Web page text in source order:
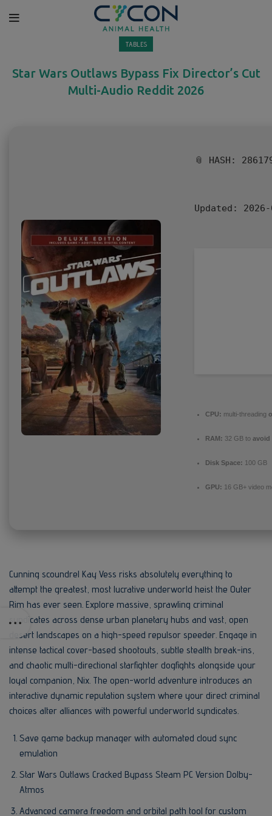
TABLES
Star Wars Outlaws Bypass Fix Director’s Cut
Multi-Audio Reddit 2026
📎 HASH:
Updated:
CPU: multi-threading
RAM: 32 GB to avoid
Disk Space: 100 GB
GPU: 16 GB+ video
Cunning scoundrel Kay Vess risks absolutely everything to
attempt the greatest, most lucrative underworld heist the Outer
Rim has ever seen. Explore massive, sprawling criminal
syndicates across dense urban planetary hubs and vast, open
desert landscapes on a high-speed repulsor speeder. Engage in
intense tactical cover-based shootouts, subtle stealth break-ins,
and chaotic multi-directional starfighter dogfights alongside your
loyal companion, Nix. The open-world adventure introduces an
interactive dynamic reputation system where your direct criminal
choices alter alliances with powerful underworld syndicates.
Save game backup manager with automated cloud sync
emulation
Star Wars Outlaws Cracked Bypass Steam PC Version Dolby-
Atmos
Advanced camera freedom and orbital path tool for custom